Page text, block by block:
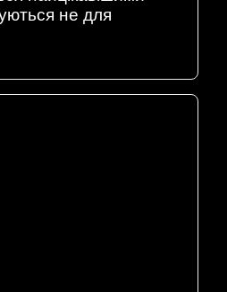
не для